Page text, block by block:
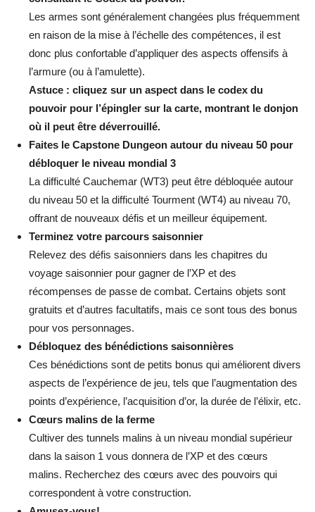
Les armes sont généralement changées plus fréquemment
en raison de la mise à l’échelle des compétences, il est
donc plus confortable d’appliquer des aspects offensifs à
l’armure (ou à l’amulette).
Astuce : cliquez sur un aspect dans le codex du
pouvoir pour l’épingler sur la carte, montrant le donjon
où il peut être déverrouillé.
Faites le Capstone Dungeon autour du niveau 50 pour
débloquer le niveau mondial 3
La difficulté Cauchemar (WT3) peut être débloquée autour
du niveau 50 et la difficulté Tourment (WT4) au niveau 70,
offrant de nouveaux défis et un meilleur équipement.
Terminez votre parcours saisonnier
Relevez des défis saisonniers dans les chapitres du
voyage saisonnier pour gagner de l’XP et des
récompenses de passe de combat. Certains objets sont
gratuits et d’autres facultatifs, mais ce sont tous des bonus
pour vos personnages.
Débloquez des bénédictions saisonnières
Ces bénédictions sont de petits bonus qui améliorent divers
aspects de l’expérience de jeu, tels que l’augmentation des
points d’expérience, l’acquisition d’or, la durée de l’élixir, etc.
Cœurs malins de la ferme
Cultiver des tunnels malins à un niveau mondial supérieur
dans la saison 1 vous donnera de l’XP et des cœurs
malins. Recherchez des cœurs avec des pouvoirs qui
correspondent à votre construction.